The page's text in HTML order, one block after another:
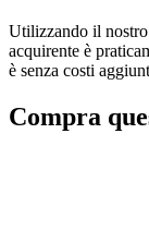
Utilizzando il
acquirente è
è senza costi
Compra